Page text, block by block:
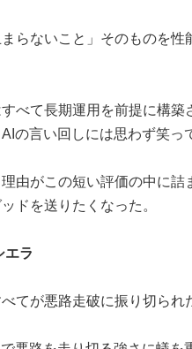
らないこと」そのものを性
べて長期運用を前提に構築
の言い回しには思わず笑っ
由がこの短い評価の中に詰
ドを送りたくなった。
エラ
てが悪路走破に振り切られ